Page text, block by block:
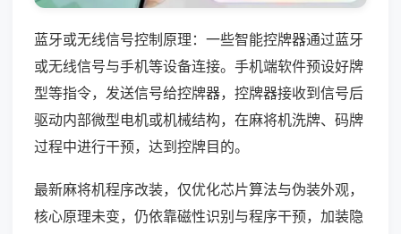
蓝牙或无线信号控制原理：一些智能控牌器通过蓝牙
或无线信号与手机等设备连接。手机端软件预设好牌
型等指令，发送信号给控牌器，控牌器接收到信号后
驱动内部微型电机或机械结构，在麻将机洗牌、码牌
过程中进行干预，达到控牌目的。
最新麻将机程序改装，仅优化芯片算法与伪装外观，
核心原理未变，仍依靠磁性识别与程序干预，加装隐